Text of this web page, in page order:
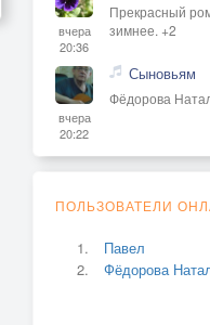
вчера
20:36
Прекрасный
зимнее. +2
вчера
20:22
Сыновьям
Фёдорова
ПОЛЬЗОВАТЕЛИ
Павел
Фёдорова